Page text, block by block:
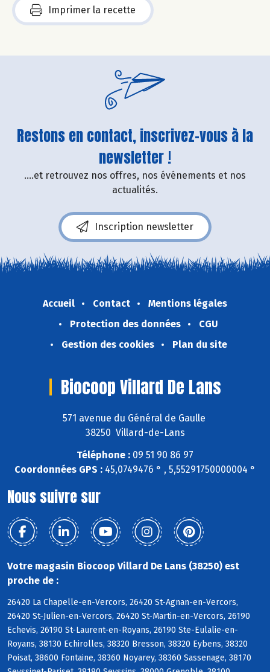
Imprimer la recette
Restons en contact, inscrivez-vous à la
newsletter !
....et retrouvez nos offres, nos événements et nos
actualités.
Inscription newsletter
Accueil Contact
Mentions légales
Protection des données
CGU
Gestion des cookies
Plan du site
Biocoop Villard De Lans
571 avenue du Général de Gaulle
38250 Villard-de-Lans
Téléphone : 09 51 90 86 97
Coordonnées GPS : 45,0749476 ° , 5,55291750000004 °
Nous suivre sur
Votre magasin Biocoop Villard De Lans (38250) est
proche de :
26420 La Chapelle-en-Vercors, 26420 St-Agnan-en-Vercors,
26420 St-Julien-en-Vercors, 26420 St-Martin-en-Vercors, 26190
Echevis, 26190 St-Laurent-en-Royans, 26190 Ste-Eulalie-en-
Royans, 38130 Echirolles, 38320 Bresson, 38320 Eybens, 38320
Poisat, 38600 Fontaine, 38360 Noyarey, 38360 Sassenage, 38170